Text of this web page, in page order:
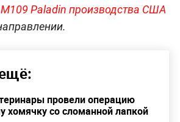
М109 Paladin производства США
провели операцию
хомячку со сломанной лапкой